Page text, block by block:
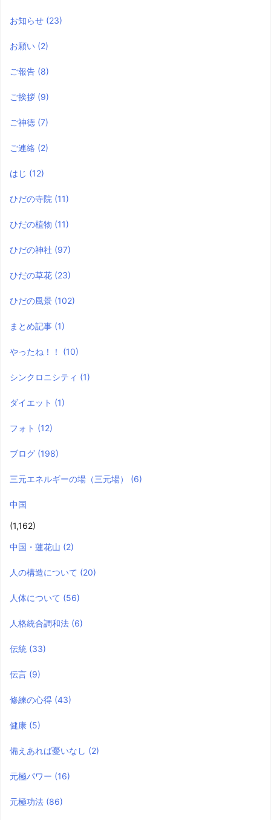
お知らせ (23)
お願い (2)
ご報告 (8)
ご挨拶 (9)
ご神徳 (7)
ご連絡 (2)
はじ (12)
ひだの寺院 (11)
ひだの植物 (11)
ひだの神社 (97)
ひだの草花 (23)
ひだの風景 (102)
まとめ記事 (1)
やったね！！ (10)
シンクロニシティ (1)
ダイエット (1)
フォト (12)
ブログ (198)
三元エネルギーの場（三元場） (6)
中国
(1,162)
中国・蓮花山 (2)
人の構造について (20)
人体について (56)
人格統合調和法 (6)
伝統 (33)
伝言 (9)
修練の心得 (43)
健康 (5)
備えあれば憂いなし (2)
元極パワー (16)
元極功法 (86)